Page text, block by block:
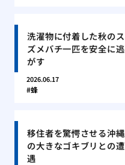
洗濯物に付着した秋のス
ズメバチ一匹を安全に逃
がす
2026.06.17
蜂
移住者を驚愕させる沖縄
の大きなゴキブリとの遭
遇